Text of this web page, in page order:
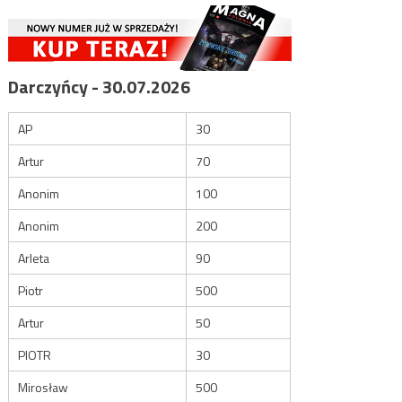
Darczyńcy - 30.07.2026
AP
30
Artur
70
Anonim
100
Anonim
200
Arleta
90
Piotr
500
Artur
50
PIOTR
30
Mirosław
500